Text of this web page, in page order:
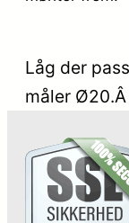
Låg der
måler